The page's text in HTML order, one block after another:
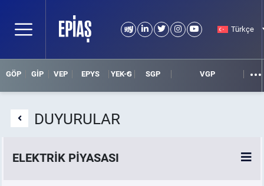
Türkçe
GÖP GİP VEP EPYS YEK-G SGP VGP
DUYURULAR
ELEKTRİK PİYASASI